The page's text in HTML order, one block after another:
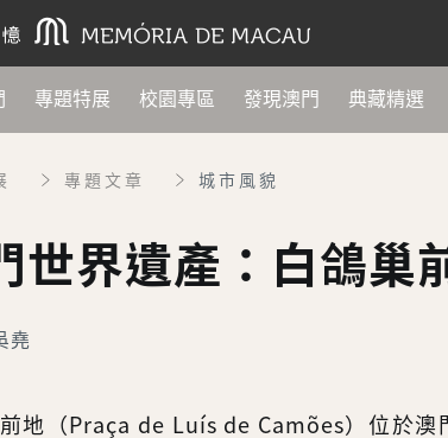
專題特展 校園專區 發現澳門 典藏精選
專題文章 城市風貌
世界遺產：白鴿巢
堯
地（Praça de Luís de Camões）位於澳